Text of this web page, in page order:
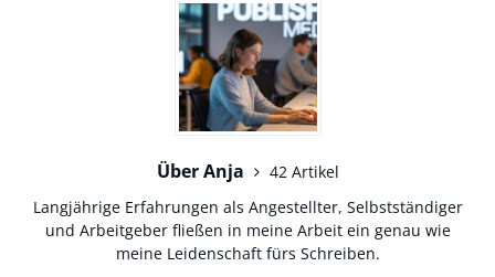
Über Anja
42 Artikel
Langjährige Erfahrungen als Angestellter, Selbstständiger
und Arbeitgeber fließen in meine Arbeit ein genau wie
meine Leidenschaft fürs Schreiben.